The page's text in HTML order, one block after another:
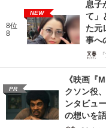
8位
8
NEW
息子
て」
た元
事へ
PR
《映画『
クソン役
ンタビュ
の想いを